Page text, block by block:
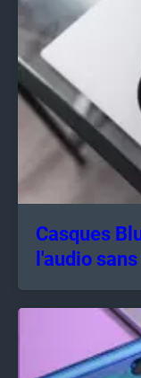
Casques
l'audio sans